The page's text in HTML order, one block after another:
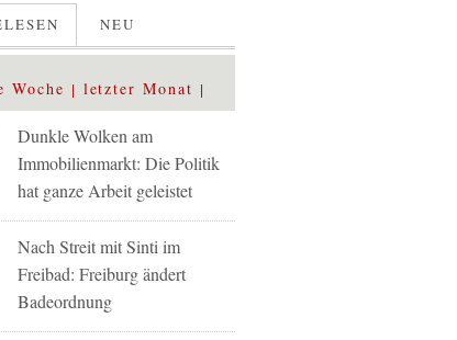
NEU
Woche letzter Monat
Dunkle Wolken am
Immobilienmarkt: Die Politik
hat ganze Arbeit geleistet
Nach Streit mit Sinti im
Freibad: Freiburg ändert
Badeordnung